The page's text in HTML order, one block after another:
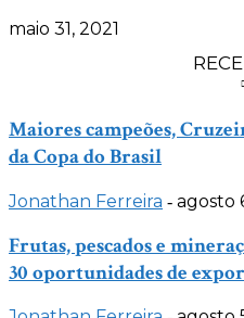
maio 31, 2021
Maiores campeões,
da Copa do Brasil
Jonathan Ferreira - agosto
Frutas, pescados e
30 oportunidades de